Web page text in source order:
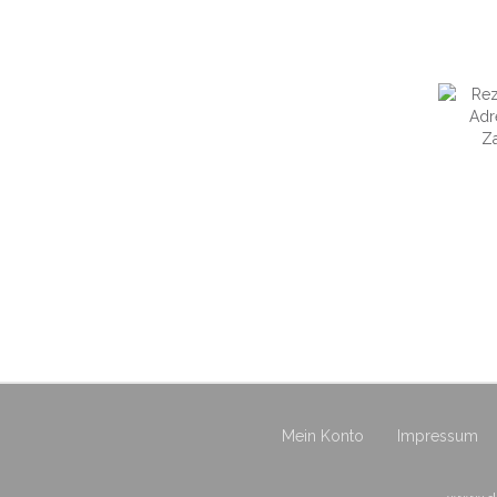
Mein Konto Impressum